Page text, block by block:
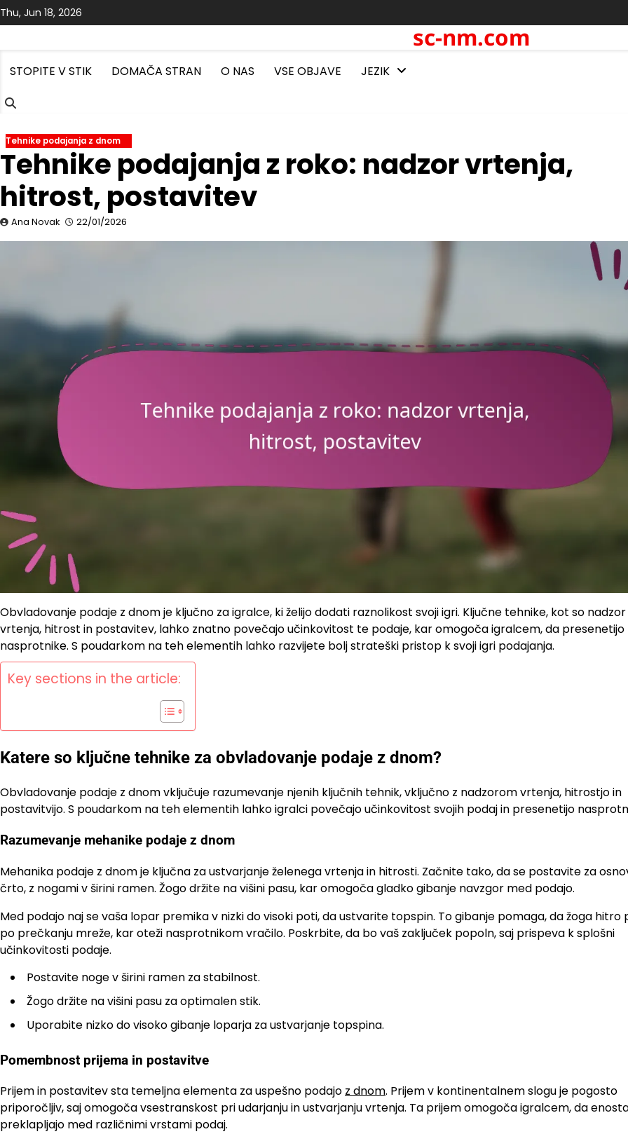
Skip
to
Thu, Jun 18, 2026
sc-nm.com
STOPITE V STIK DOMAČA STRAN O NAS VSE OBJAVE JEZIK
Tehnike podajanja z dnom
Tehnike podajanja z roko: nadzor vrtenja,
hitrost, postavitev
Ana Novak 22/01/2026
Obvladovanje podaje z dnom je ključno za igralce, ki želijo dodati raznolikost svoji igri. Ključne tehnike, kot so nadzor
vrtenja, hitrost in postavitev, lahko znatno povečajo učinkovitost te podaje, kar omogoča igralcem, da presenetijo
nasprotnike. S poudarkom na teh elementih lahko razvijete bolj strateški pristop k svoji igri podajanja.
Key sections in the article:
Katere so ključne tehnike za obvladovanje podaje z dnom?
Obvladovanje podaje z dnom vključuje razumevanje njenih ključnih tehnik, vključno z nadzorom vrtenja, hitrostjo in
postavitvijo. S poudarkom na teh elementih lahko igralci povečajo učinkovitost svojih podaj in presenetijo
Razumevanje mehanike podaje z dnom
Mehanika podaje z dnom je ključna za ustvarjanje želenega vrtenja in hitrosti. Začnite tako, da se postavite za
črto, z nogami v širini ramen. Žogo držite na višini pasu, kar omogoča gladko gibanje navzgor med podajo.
Med podajo naj se vaša lopar premika v nizki do visoki poti, da ustvarite topspin. To gibanje pomaga, da žoga hitro
po prečkanju mreže, kar oteži nasprotnikom vračilo. Poskrbite, da bo vaš zaključek popoln, saj prispeva k splošni
učinkovitosti podaje.
Postavite noge v širini ramen za stabilnost.
Žogo držite na višini pasu za optimalen stik.
Uporabite nizko do visoko gibanje loparja za ustvarjanje topspina.
Pomembnost prijema in postavitve
Prijem in postavitev sta temeljna elementa za uspešno podajo z dnom. Prijem v kontinentalnem slogu je pogosto
priporočljiv, saj omogoča vsestranskost pri udarjanju in ustvarjanju vrtenja. Ta prijem omogoča igralcem, da
preklapljajo med različnimi vrstami podaj.